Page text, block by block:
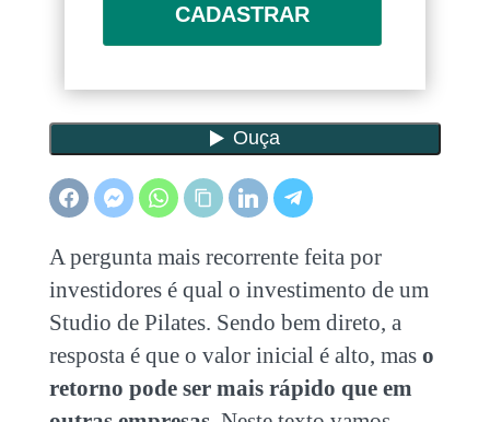
CADASTRAR
A pergunta mais recorrente feita por
investidores é qual o investimento de um
Studio de Pilates. Sendo bem direto, a
resposta é que o valor inicial é alto, mas o
retorno pode ser mais rápido que em